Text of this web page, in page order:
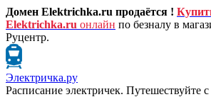
Домен Elektrichka.ru продаётся !
Elektrichka.ru онлайн по безналу в
Руцентр.
Электричка.ру
Расписание электричек. Путешествуйте